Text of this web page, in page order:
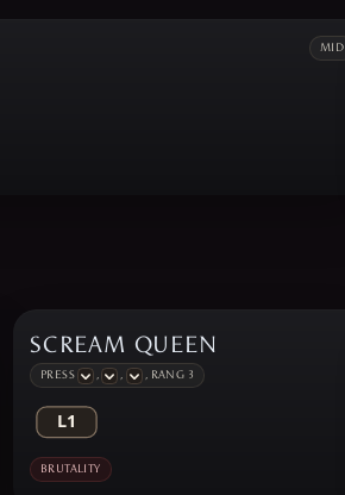
MID
SCREAM QUEEN
PRESS , , , RANG 3
BRUTALITY